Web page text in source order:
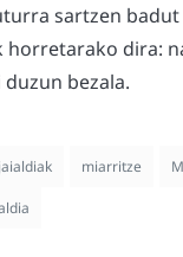
sartzen badut
horretarako dira:
bezala.
jaialdiak miarritze